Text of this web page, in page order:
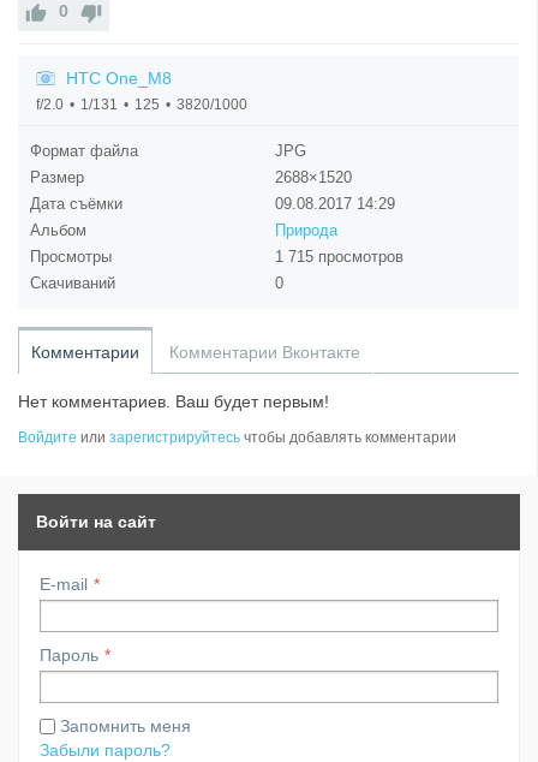
0
HTC One_M8
f/2.0 1/131 125 3820/1000
Формат файла
JPG
Размер
2688×1520
Дата съёмки
09.08.2017 14:29
Альбом
Природа
Просмотры
1 715 просмотров
Скачиваний
0
Комментарии Комментарии Вконтакте
Нет комментариев. Ваш будет первым!
Войдите или зарегистрируйтесь чтобы добавлять комментарии
Войти на сайт
E-mail
Пароль
Запомнить меня
Забыли пароль?